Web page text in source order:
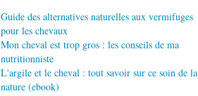
Guide des alternatives naturelles aux vermifuges
pour les chevaux
Mon cheval est trop gros : les conseils de ma
nutritionniste
L'argile et le cheval : tout savoir sur ce soin de la
nature (ebook)